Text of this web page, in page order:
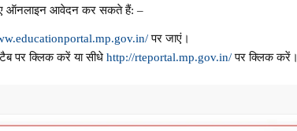
ऑनलाइन आवेदन कर सकते हैं: –
पर जाएं।
पर क्लिक करें या सीधे http://rteportal.mp.gov.in/पर क्लिक करें।